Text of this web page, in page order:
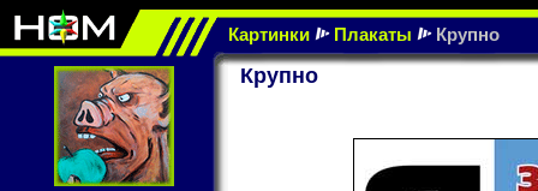
Картинки Плакаты Крупно
Крупно